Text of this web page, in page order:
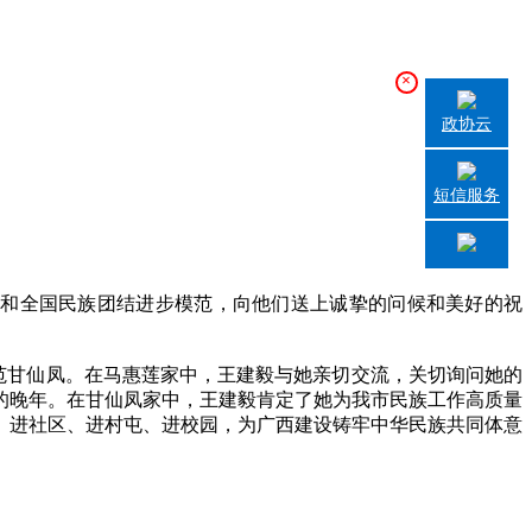
国民族团结进步模范，向他们送上诚挚的问候和美好的祝
凤。在马惠莲家中，王建毅与她亲切交流，关切询问她的
年。在甘仙凤家中，王建毅肯定了她为我市民族工作高质量
社区、进村屯、进校园，为广西建设铸牢中华民族共同体意
×
政协云
短信服务